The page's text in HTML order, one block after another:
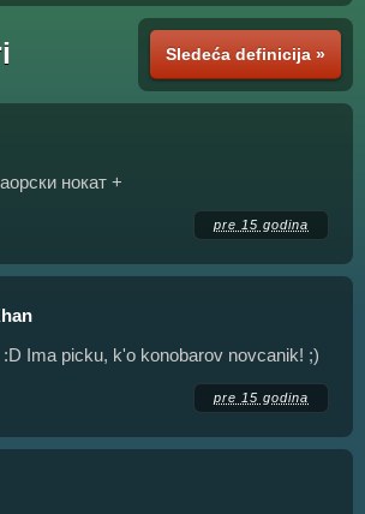
Sledeća definicija »
нокат +
pre 15 godina
:D Ima picku, k'o konobarov novcanik! ;)
pre 15 godina